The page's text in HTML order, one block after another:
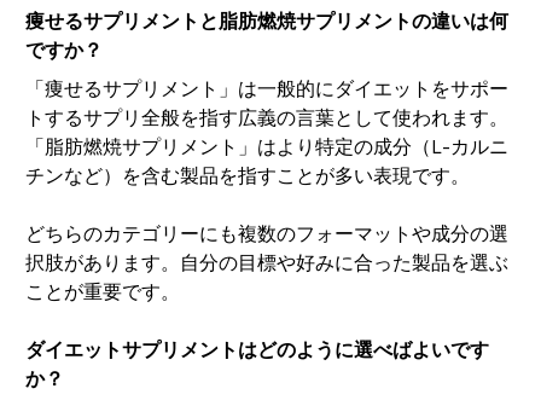
痩せるサプリメントと脂肪燃焼サプリメントの違いは何
ですか？
「痩せるサプリメント」は一般的にダイエットをサポー
トするサプリ全般を指す広義の言葉として使われます。
「脂肪燃焼サプリメント」はより特定の成分（L-カルニ
チンなど）を含む製品を指すことが多い表現です。
どちらのカテゴリーにも複数のフォーマットや成分の選
択肢があります。自分の目標や好みに合った製品を選ぶ
ことが重要です。
ダイエットサプリメントはどのように選べばよいです
か？